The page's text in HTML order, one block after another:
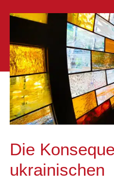
Die
ukrainischen